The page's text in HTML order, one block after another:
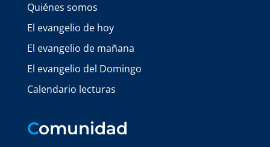
Quiénes somos
El evangelio de hoy
El evangelio de mañana
El evangelio del Domingo
Calendario lecturas
Comunidad